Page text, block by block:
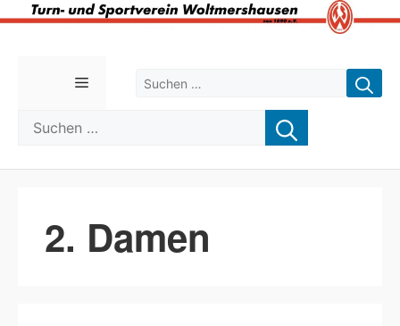
Suchen nach:
Menü
Suchen nach:
2. Damen